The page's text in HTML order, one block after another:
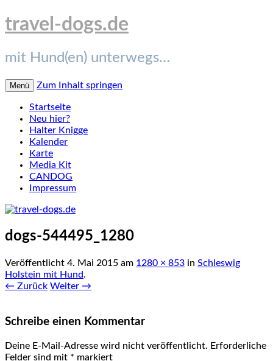
travel-dogs.de
mit Hund(en) unterwegs…
Menü Zum Inhalt springen
Startseite
Neu hier?
Halter Knigge
Kalender
Karte
Media Kit
CANDOG
Impressum
dogs-544495_1280
Veröffentlicht 4. Mai 2015 am 1280 × 853 in Schleswig
Holstein mit Hund.
← Zurück Weiter →
Schreibe einen Kommentar
Deine E-Mail-Adresse wird nicht veröffentlicht. Erforderliche
Felder sind mit * markiert